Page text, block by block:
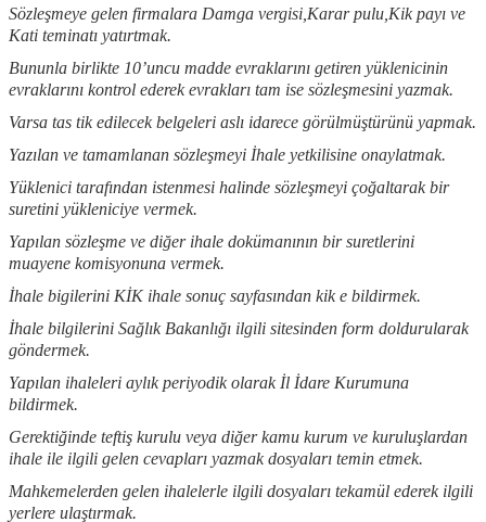
Sözleşmeye gelen firmalara Damga vergisi,Karar pulu,Kik payı ve
Kati teminatı yatırtmak.
Bununla birlikte 10’uncu madde evraklarını getiren yüklenicinin
evraklarını kontrol ederek evrakları tam ise sözleşmesini yazmak.
Varsa tas tik edilecek belgeleri aslı idarece görülmüştürünü yapmak.
Yazılan ve tamamlanan sözleşmeyi İhale yetkilisine onaylatmak.
Yüklenici tarafından istenmesi halinde sözleşmeyi çoğaltarak bir
suretini yükleniciye vermek.
Yapılan sözleşme ve diğer ihale dokümanının bir suretlerini
muayene komisyonuna vermek.
İhale bigilerini KİK ihale sonuç sayfasından kik e bildirmek.
İhale bilgilerini Sağlık Bakanlığı ilgili sitesinden form doldurularak
göndermek.
Yapılan ihaleleri aylık periyodik olarak İl İdare Kurumuna
bildirmek.
Gerektiğinde teftiş kurulu veya diğer kamu kurum ve kuruluşlardan
ihale ile ilgili gelen cevapları yazmak dosyaları temin etmek.
Mahkemelerden gelen ihalelerle ilgili dosyaları tekamül ederek ilgili
yerlere ulaştırmak.